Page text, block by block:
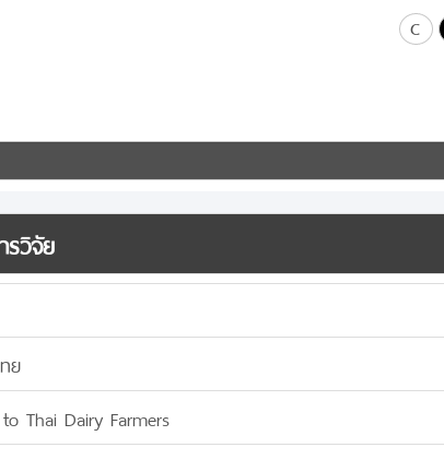
c
รวิจัย
ย
Thai Dairy Farmers